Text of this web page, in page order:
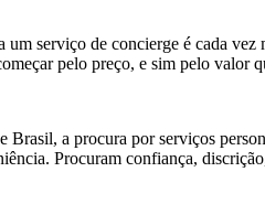
um serviço de concierge é cada
pelo preço, e sim pelo valor
Brasil, a procura por serviços
Procuram confiança,